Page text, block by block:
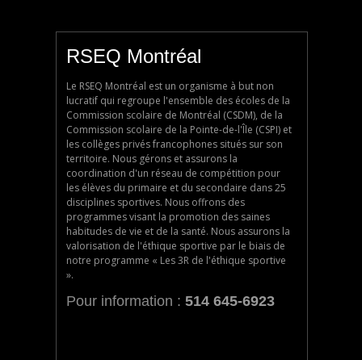
RSEQ Montréal
Le RSEQ Montréal est un organisme à but non
lucratif qui regroupe l'ensemble des écoles de la
Commission scolaire de Montréal (CSDM), de la
Commission scolaire de la Pointe-de-l'Île (CSPI) et
les collèges privés francophones situés sur son
territoire. Nous gérons et assurons la
coordination d'un réseau de compétition pour
les élèves du primaire et du secondaire dans 25
disciplines sportives. Nous offrons des
programmes visant la promotion des saines
habitudes de vie et de la santé. Nous assurons la
valorisation de l'éthique sportive par le biais de
notre programme « Les 3R de l'éthique sportive
».
Pour information : 514 645-6923